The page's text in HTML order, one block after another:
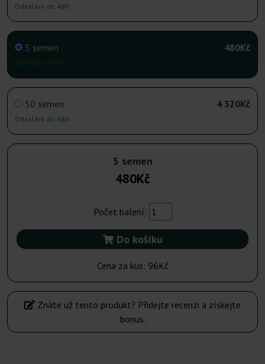
Odeslání do 48h
5 semen 480Kč
50 semen
Odeslání do 48h
4 320Kč
5 semen
480Kč
Počet balení:
Do košíku
Cena za kus: 96Kč
Znáte už tento produkt? Přidejte recenzi a získejte
bonus.